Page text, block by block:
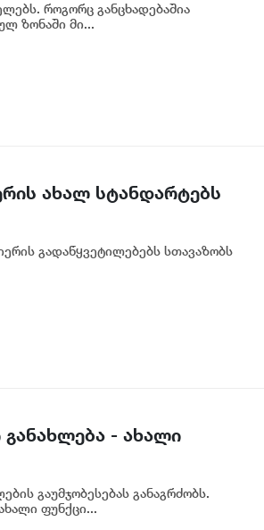
როგორც განცხადებაშია
ზონაში მი...
ახალ სტანდარტებს
გადაწყვეტილებებს სთავაზობს
- ახალი
გაუმჯობესებას განაგრძობს.
ფუნქცი...